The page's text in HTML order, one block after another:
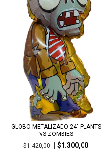
GLOBO METALIZADO 24" PLANTS
VS ZOMBIES
$1.420,00
$1.300,00